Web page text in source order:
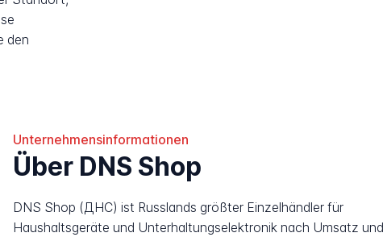
den
Unternehmensinformationen
Über DNS Shop
DNS Shop (ДНС) ist Russlands größter Einzelhändler für
Haushaltsgeräte und Unterhaltungselektronik nach Umsatz und